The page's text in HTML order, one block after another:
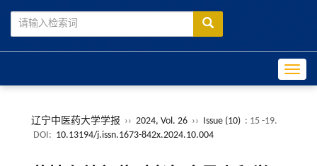
辽宁中医药大学学报 ›› 2024, Vol. 26 ›› Issue (10) : 15 -19.
DOI: 10.13194/j.issn.1673-842x.2024.10.004